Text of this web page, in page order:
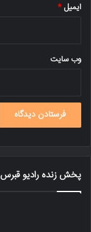
ایمیل*
وب‌ سایت
پخش زنده رادیو قبرس